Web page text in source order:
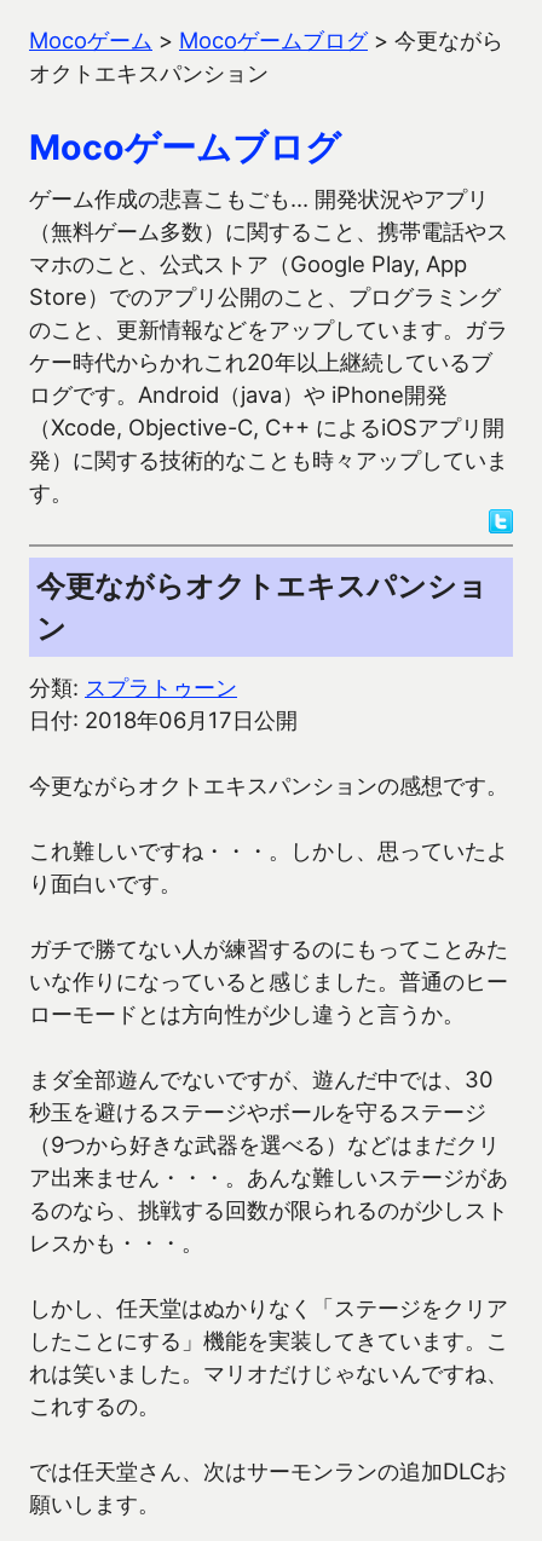
Mocoゲーム > Mocoゲームブログ> 今更ながら
オクトエキスパンション
Mocoゲームブログ
ゲーム作成の悲喜こもごも… 開発状況やアプリ
（無料ゲーム多数）に関すること、携帯電話やス
マホのこと、公式ストア（Google Play, App
Store）でのアプリ公開のこと、プログラミング
のこと、更新情報などをアップしています。ガラ
ケー時代からかれこれ20年以上継続しているブ
ログです。Android（java）や iPhone開発
（Xcode, Objective-C, C++ によるiOSアプリ開
発）に関する技術的なことも時々アップしていま
す。
今更ながらオクトエキスパンショ
ン
分類: スプラトゥーン
日付: 2018年06月17日公開
今更ながらオクトエキスパンションの感想です。
これ難しいですね・・・。しかし、思っていたよ
り面白いです。
ガチで勝てない人が練習するのにもってことみた
いな作りになっていると感じました。普通のヒー
ローモードとは方向性が少し違うと言うか。
まダ全部遊んでないですが、遊んだ中では、30
秒玉を避けるステージやボールを守るステージ
（9つから好きな武器を選べる）などはまだクリ
ア出来ません・・・。あんな難しいステージがあ
るのなら、挑戦する回数が限られるのが少しスト
レスかも・・・。
しかし、任天堂はぬかりなく「ステージをクリア
したことにする」機能を実装してきています。こ
れは笑いました。マリオだけじゃないんですね、
これするの。
では任天堂さん、次はサーモンランの追加DLCお
願いします。